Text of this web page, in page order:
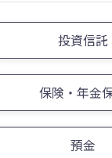
投資信託
保険・年金
預金